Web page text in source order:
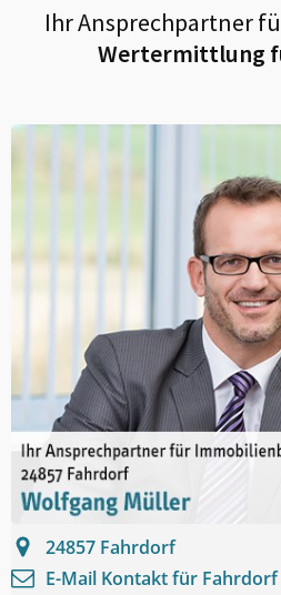
Ihr Ansprechpartner
Wertermittlung
24857 Fahrdorf
E-Mail Kontakt für Fahrdorf